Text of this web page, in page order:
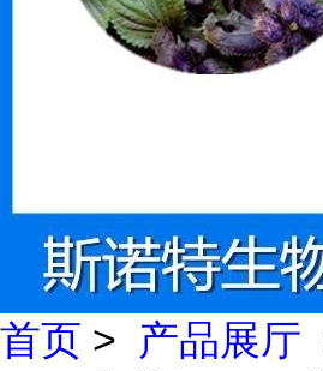
首页 > 产品展厅